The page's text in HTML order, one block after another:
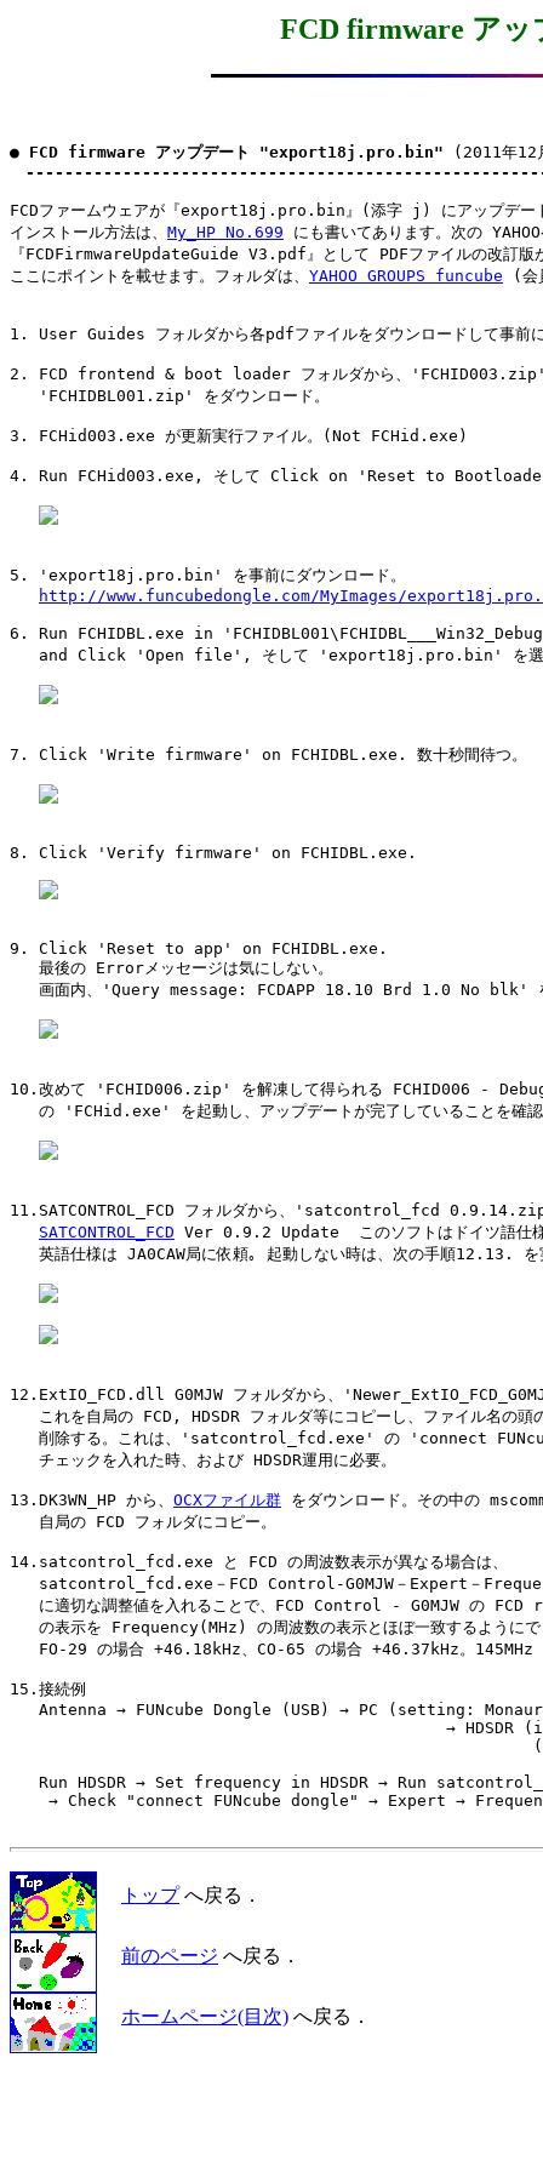
FCD firmware ア
● FCD firmware アップデート "export18j.pro.bin" (2011年12
FCDファームウェアが『export18j.pro.bin』(添字 j) にアップデー
インストール方法は、 My_HP No.699 にも書いてあります。次の
『FCDFirmwareUpdateGuide V3.pdf』として PDFファイルの改訂版
ここにポイントを載せます。フォルダは、 YAHOO GROUPS funcube (会
1. User Guides フォルダから各pdfファイルをダウンロードして事前
2. FCD frontend & boot loader フォルダから、
   'FCHIDBL001.zip' をダウンロード。
3. FCHid003.exe が更新実行ファイル。(Not FCHid.exe)
4. Run FCHid003.exe, そして Click on 'Reset to
5. 'export18j.pro.bin' を事前にダウンロード。
http://www.funcubedongle.com/MyImages/
6. Run FCHIDBL.exe in
and Click 'Open file', そして 'export18j.pro.bin' を選
7. Click 'Write firmware' on FCHIDBL.exe. 数十秒間待つ。
8. Click 'Verify firmware' on FCHIDBL.exe.
9. Click 'Reset to app' on FCHIDBL.exe.
   最後の Errorメッセージは気にしない。
画面内、'Query message: FCDAPP 18.10 Brd 1.0 No blk'
10.改めて 'FCHID006.zip' を解凍して得られる FCHID006 -
の 'FCHid.exe' を起動し、アップデートが完了していることを確
11.SATCONTROL_FCD フォルダから、'satcontrol_fcd
SATCONTROL_FCD Ver 0.9.2 Update  このソフトはドイツ語仕様
英語仕様は JA0CAW局に依頼｡ 起動しない時は、次の手順12.13. を
12.ExtIO_FCD.dll G0MJW フォルダから、
これを自局の FCD, HDSDR フォルダ等にコピーし、ファイル名の
削除する。これは、'satcontrol_fcd.exe' の 'connect
   チェックを入れた時、および HDSDR運用に必要。
13.DK3WN_HP から、 OCXファイル群 をダウンロード。その中の
   自局の FCD フォルダにコピー。
14.satcontrol_fcd.exe と FCD の周波数表示が異なる場合は、
satcontrol_fcd.exe－FCD Control-G0MJW－Expert－
に適切な調整値を入れることで、FCD Control - G0MJW の FCD
の表示を Frequency(MHz) の周波数の表示とほぼ一致するようにで
FO-29 の場合 +46.18kHz、CO-65 の場合 +46.37kHz。145MHz
15.接続例
Antenna → FUNcube Dongle (USB) → PC (setting:
→ HDSDR
Run HDSDR → Set frequency in HDSDR → Run
→ Check "connect FUNcube dongle" → Expert →
トップへ戻る．
前のページ へ戻る．
ホームページ(目次) へ戻る．